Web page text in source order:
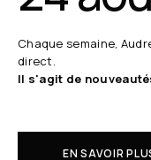
Chaque semaine,
direct.
Il s'agit de
EN SAVOIR